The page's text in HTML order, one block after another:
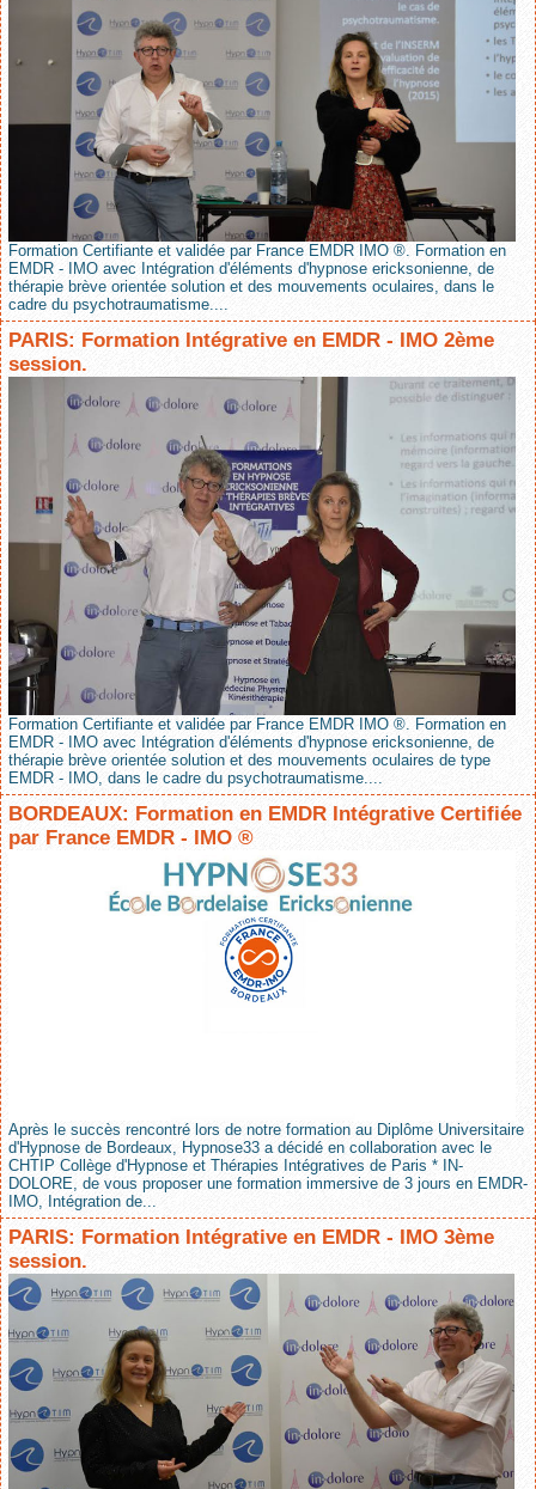
Formation Certifiante et validée par France EMDR IMO ®. Formation en
EMDR - IMO avec Intégration d'éléments d'hypnose ericksonienne, de
thérapie brève orientée solution et des mouvements oculaires, dans le
cadre du psychotraumatisme....
PARIS: Formation Intégrative en EMDR - IMO 2ème
session.
Formation Certifiante et validée par France EMDR IMO ®. Formation en
EMDR - IMO avec Intégration d'éléments d'hypnose ericksonienne, de
thérapie brève orientée solution et des mouvements oculaires de type
EMDR - IMO, dans le cadre du psychotraumatisme....
BORDEAUX: Formation en EMDR Intégrative Certifiée
par France EMDR - IMO ®
Après le succès rencontré lors de notre formation au Diplôme Universitaire
d'Hypnose de Bordeaux, Hypnose33 a décidé en collaboration avec le
CHTIP Collège d'Hypnose et Thérapies Intégratives de Paris * IN-
DOLORE, de vous proposer une formation immersive de 3 jours en EMDR-
IMO, Intégration de...
PARIS: Formation Intégrative en EMDR - IMO 3ème
session.